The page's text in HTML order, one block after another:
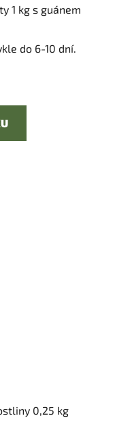
1 kg s guánem
do 6-10 dní.
0,25 kg